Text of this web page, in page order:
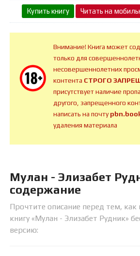
Купить книгу Читать на
Внимание! Книга может
только для
несовершеннолетних
контента СТРОГО
присутствует наличие
другого, запрещенного
написать на почту
удаления материала
Мулан - Элизабет
содержание
Прочтите описание перед тем, как
книгу «Мулан - Элизабет Рудник»
версию: